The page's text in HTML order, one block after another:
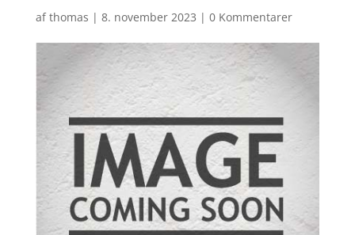
afthomas | 8. november 2023 | 0 Kommentarer